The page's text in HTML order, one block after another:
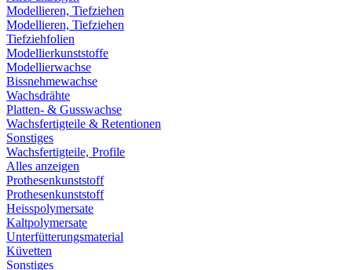
Modellieren, Tiefziehen
Modellieren, Tiefziehen
Tiefziehfolien
Modellierkunststoffe
Modellierwachse
Bissnehmewachse
Wachsdrähte
Platten- & Gusswachse
Wachsfertigteile & Retentionen
Sonstiges
Wachsfertigteile, Profile
Alles anzeigen
Prothesenkunststoff
Prothesenkunststoff
Heisspolymersate
Kaltpolymersate
Unterfütterungsmaterial
Küvetten
Sonstiges